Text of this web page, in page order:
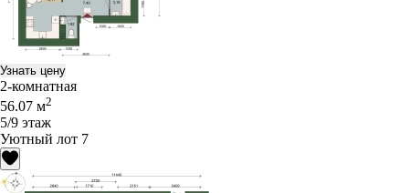
Узнать цену
2-комнатная
56.07 м2
5/9 этаж
Уютный лот 7